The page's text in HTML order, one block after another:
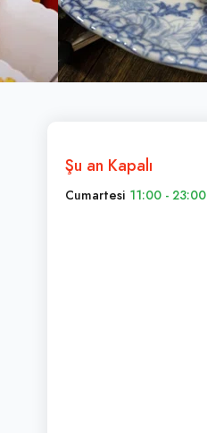
Şu an Kapalı
Cumartesi 11:00 - 23:00